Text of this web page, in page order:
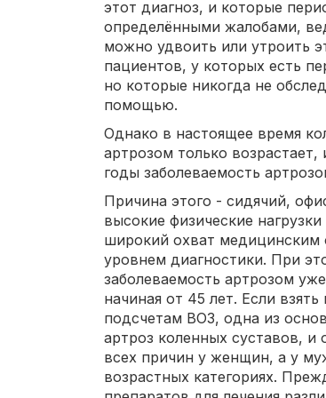
этот диагноз, и которые
определёнными жалобами,
можно удвоить или утроить
пациентов, у которых есть
но которые никогда не
помощью.
Однако в настоящее время
артрозом только
годы заболеваемость
Причина этого - сидячий,
высокие физические
широкий охват медицинским
уровнем диагностики. При
заболеваемость артрозом
начиная от 45 лет. Если
подсчетам ВОЗ, одна из
артроз коленных суставов, и
всех причин у женщин, а у
возрастных категориях.